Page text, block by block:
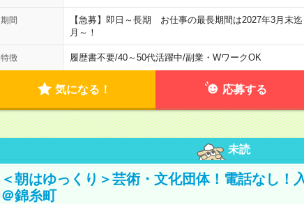
期間
【急募】即日～長期 お仕事の最長期間は2027年3月
月～！
特徴 履歴書不要/40～50代活躍中/副業・WワークOK
気になる！ 応募する
未読
＜朝はゆっくり＞芸術・文化団体！電話なし！
＠錦糸町